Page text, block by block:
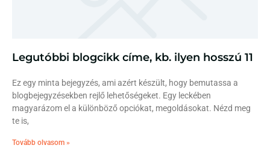
Legutóbbi blogcikk címe, kb. ilyen hosszú 11
Ez egy minta bejegyzés, ami azért készült, hogy bemutassa a
blogbejegyzésekben rejlő lehetőségeket. Egy leckében
magyarázom el a különböző opciókat, megoldásokat. Nézd meg
te is,
Tovább olvasom »